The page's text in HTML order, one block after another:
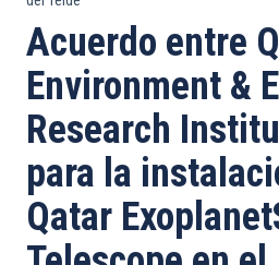
de
ayuda
a
la
navegación
Acuerdo entre
Environment &
Research
para la
Qatar